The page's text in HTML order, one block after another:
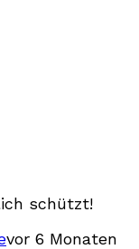
vor 6 Monaten